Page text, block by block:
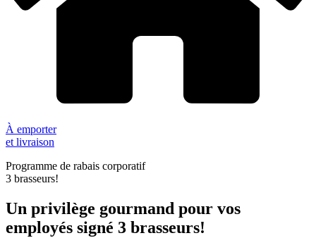
À emporter
et livraison
Programme de rabais corporatif
3 brasseurs!
Un privilège gourmand pour vos
employés signé 3 brasseurs!